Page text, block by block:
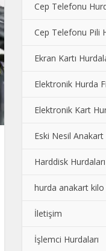
Cep Telefonu
Cep Telefonu Pili
Ekran Kartı
Elektronik Hurda
Elektronik Kart
Eski Nesil Anakart
Harddisk Hurdaları
hurda anakart kilo
İletişim
İşlemci Hurdaları